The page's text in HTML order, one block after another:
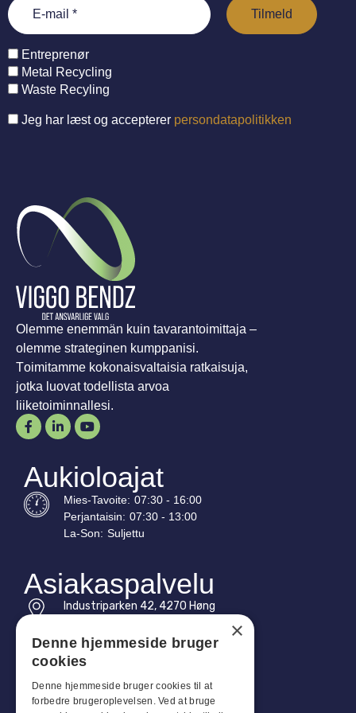
Entreprenør
Metal Recycling
Waste Recyling
Jeg har læst og accepterer persondatapolitikken
Olemme enemmän kuin tavarantoimittaja –
olemme strateginen kumppanisi.
Toimitamme kokonaisvaltaisia ratkaisuja,
jotka luovat todellista arvoa
liiketoiminnallesi.
Aukioloajat
Mies-Tavoite: 07:30 - 16:00
Perjantaisin: 07:30 - 13:00
La-Son: Suljettu
Asiakaspalvelu
Industriparken 42, 4270 Høng
Puh: +45 4396 4122
Sähköposti: vb@viggobendz.dk
×
Denne hjemmeside bruger
cookies
Denne hjemmeside bruger cookies til at
forbedre brugeroplevelsen. Ved at bruge